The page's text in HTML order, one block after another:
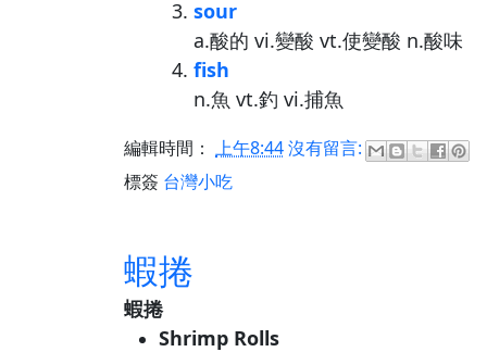
sour
a.酸的 vi.變酸 vt.使變酸 n.酸味
fish
n.魚 vt.釣 vi.捕魚
編輯時間： 上午8:44沒有留言:
標簽 台灣小吃
蝦捲
蝦捲
Shrimp Rolls